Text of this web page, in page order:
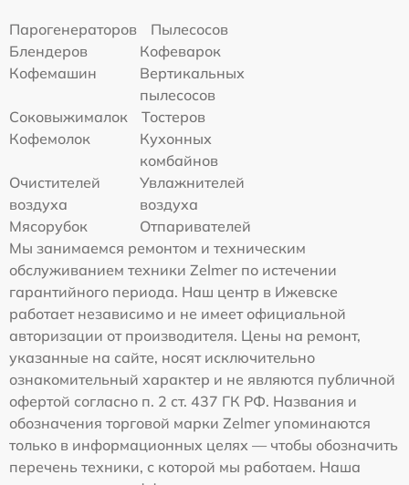
Парогенераторов
Пылесосов
Блендеров
Кофеварок
Кофемашин
Вертикальных
пылесосов
Соковыжималок
Тостеров
Кофемолок
Кухонных
комбайнов
Очистителей
воздуха
Увлажнителей
воздуха
Мясорубок
Отпаривателей
Мы занимаемся ремонтом и техническим
обслуживанием техники Zelmer по истечении
гарантийного периода. Наш центр в Ижевске
работает независимо и не имеет официальной
авторизации от производителя. Цены на ремонт,
указанные на сайте, носят исключительно
ознакомительный характер и не являются публичной
офертой согласно п. 2 ст. 437 ГК РФ. Названия и
обозначения торговой марки Zelmer упоминаются
только в информационных целях — чтобы обозначить
перечень техники, с которой мы работаем. Наша